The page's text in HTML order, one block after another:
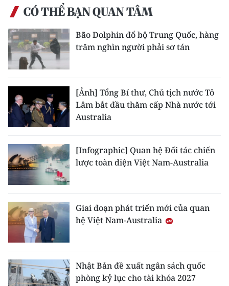
MUA BÁO
ĐỌC BÁO IN
ENGLISH
中文
FRANÇAIS
ESPAÑOL
한국어
CÓ THỂ BẠN QUAN TÂM
Bão Dolphin đổ bộ Trung Quốc, hàng
trăm nghìn người phải sơ tán
[Ảnh] Tổng Bí thư, Chủ tịch nước Tô
Lâm bắt đầu thăm cấp Nhà nước tới
Australia
[Infographic] Quan hệ Đối tác chiến
lược toàn diện Việt Nam-Australia
Giai đoạn phát triển mới của quan
hệ Việt Nam-Australia
Nhật Bản đề xuất ngân sách quốc
phòng kỷ lục cho tài khóa 2027